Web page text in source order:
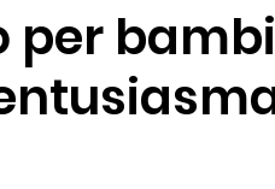
per